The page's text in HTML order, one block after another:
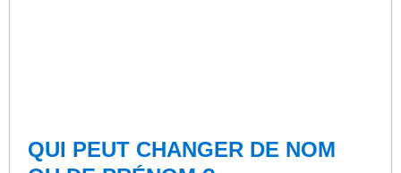
QUI PEUT CHANGER DE NOM